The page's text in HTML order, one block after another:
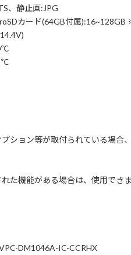
、静止画:JPG
カード(64GB付属):16~128GB
ション等が取付られている場合
た機能がある場合は、使用でき
DM1046A-IC-CCRHX